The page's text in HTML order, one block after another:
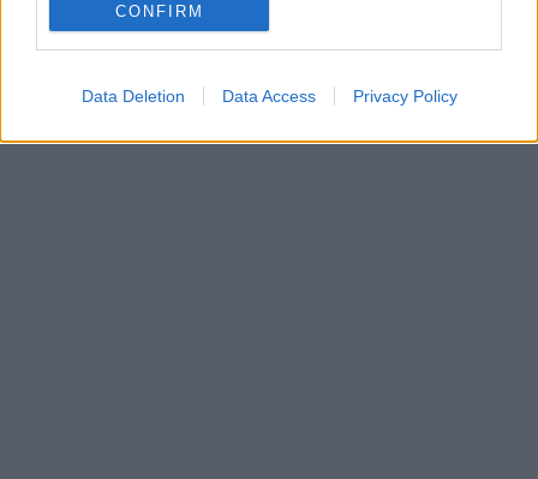
CONFIRM
Data Deletion Data Access Privacy Policy